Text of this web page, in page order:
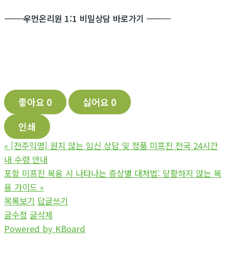
―――――――――――우먼온리원 1:1 비밀상담 바로가기 ―――――――――――
좋아요 0 싫어요 0
인쇄
« [전주익명] 원치 않는 임신 상담 및 정품 미프진 전국 24시간
내 수령 안내
포항 미프진 복용 시 나타나는 증상별 대처법: 당황하지 않는 복
용 가이드 »
목록보기 답글쓰기
글수정 글삭제
Powered by KBoard